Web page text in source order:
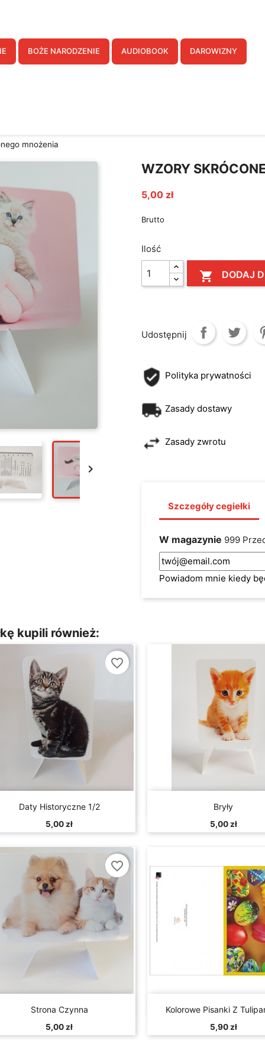
BOŻE NARODZENIE AUDIOBOOK DAROWIZNY
mnożenia

WZORY
5,00 zł
Brutto
Ilość
 DODAJ
Udostępnij
Polityka prywatności
Zasady dostawy
Zasady zwrotu
Szczegóły cegiełki
W magazynie 999
Powiadom mnie kiedy
kupili również:
Szybki podgląd
Daty Historyczne 1/2
5,00 zł
favorite_border
Szybki podgląd
Bryły
5,00 zł
Szybki podgląd
Strona Czynna
5,00 zł
favorite_border
Szybki
Kolorowe Pisanki Z
5,90 zł